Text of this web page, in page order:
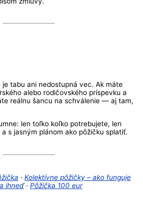
je tabu ani nedostupná vec. Ak máte
alebo rodičovského príspevku a
reálnu šancu na schválenie — aj tam,
len toľko koľko potrebujete, len
s jasným plánom ako pôžičku splatiť.
· Kolektívne pôžičky – ako funguje
ihneď· Pôžička 100 eur